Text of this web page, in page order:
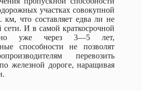
участках совокупной
что составляет едва ли не
сети. И в самой краткосрочной
уже через 3—5 лет,
способности не позволят
перевозить
железной дороге, наращивая